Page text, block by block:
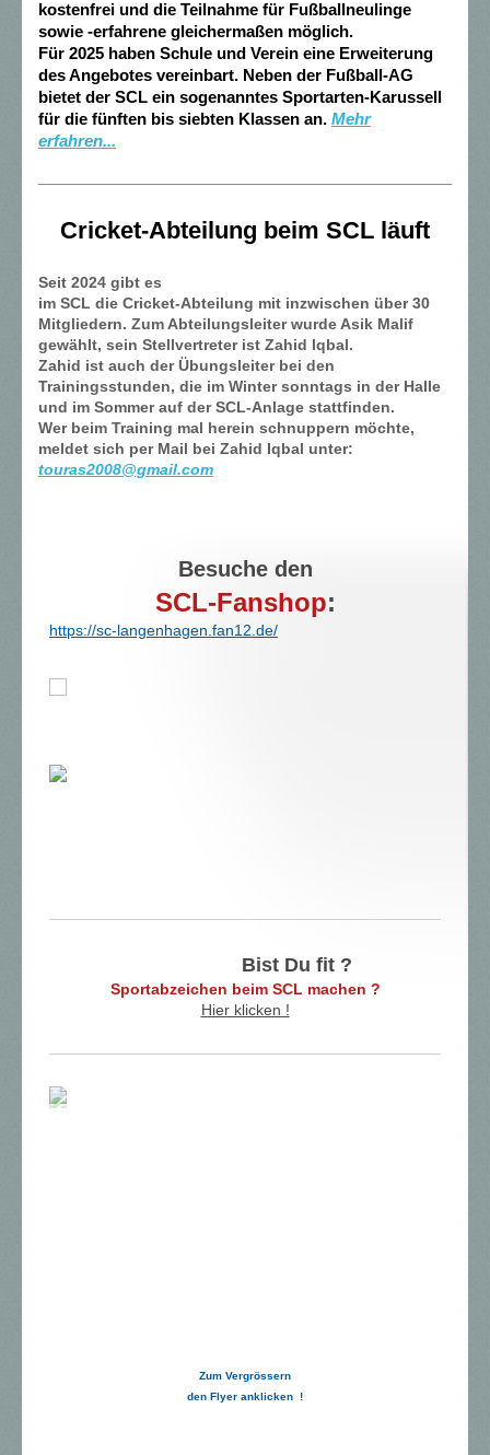
kostenfrei und die Teilnahme für Fußballneulinge
sowie -erfahrene gleichermaßen möglich.
Für 2025 haben Schule und Verein eine Erweiterung
des Angebotes vereinbart. Neben der Fußball-AG
bietet der SCL ein sogenanntes Sportarten-Karussell
für die fünften bis siebten Klassen an. Mehr
erfahren...
Cricket-Abteilung beim SCL läuft
Seit 2024 gibt es
im SCL die Cricket-Abteilung mit inzwischen über 30
Mitgliedern. Zum Abteilungsleiter wurde Asik Malif
gewählt, sein Stellvertreter ist Zahid lqbal.
Zahid ist auch der Übungsleiter bei den
Trainingsstunden, die im Winter sonntags in der Halle
und im Sommer auf der SCL-Anlage stattfinden.
Wer beim Training mal herein schnuppern möchte,
meldet sich per Mail bei Zahid Iqbal unter:
touras2008@gmail.com
Besuche den
SCL-Fanshop:
https://sc-langenhagen.fan12.de/
Bist Du fit ?
Sportabzeichen beim SCL machen ?
Hier klicken !
Zum Vergrössern
den Flyer anklicken !